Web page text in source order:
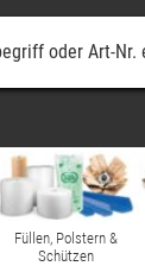
Füllen, Polstern &
Schützen